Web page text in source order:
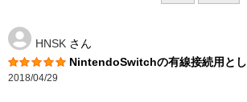
HNSK さん
NintendoSwitchの有線接続用と
2018/04/29